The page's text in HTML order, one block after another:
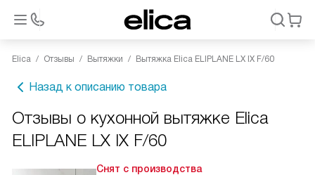
Elica Отзывы Вытяжки Вытяжка Elica ELIPLANE LX IX F/60
Назад к описанию товара
Отзывы о кухонной вытяжке Elica
ELIPLANE LX IX F/60
Снят с производства